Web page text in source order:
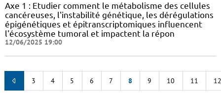
Axe 1 : Etudier comment le métabolisme des cellules
cancéreuses, l'instabilité génétique, les dérégulations
épigénétiques et épitranscriptomiques influencent
l'écosystème tumoral et impactent la répon
12/06/2025 19:00
3 4 5 6 7 8 9 10 11 12